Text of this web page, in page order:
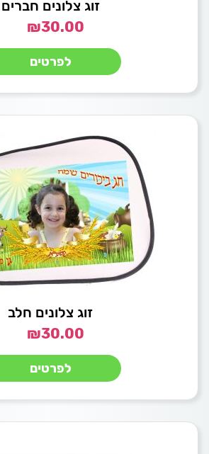
זוג צלונים חברים
₪30.00
לפרטים
זוג צלונים חלב
₪30.00
לפרטים